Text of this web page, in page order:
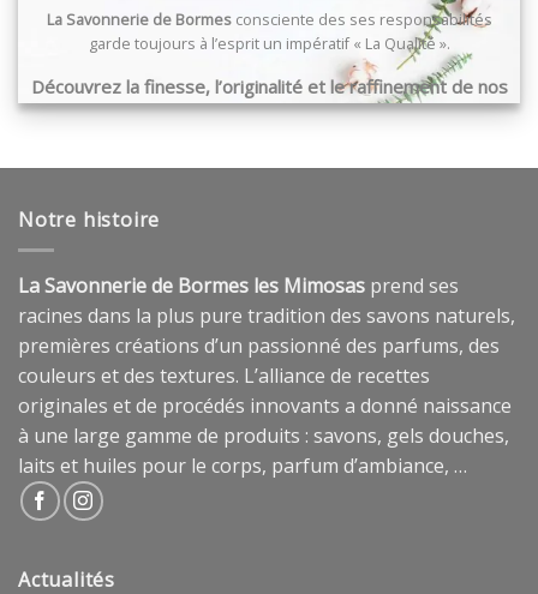
La Savonnerie de Bormesconsciente des ses responsabilités
garde toujours à l’esprit un impératif « La Qualité ».
Découvrez la finesse, l’originalité et le raffinement de nos
produits …
Notre histoire
La Savonnerie de Bormes les Mimosas prend ses
racines dans la plus pure tradition des savons naturels,
premières créations d’un passionné des parfums, des
couleurs et des textures. L’alliance de recettes
originales et de procédés innovants a donné naissance
à une large gamme de produits : savons, gels douches,
laits et huiles pour le corps, parfum d’ambiance, …
Actualités